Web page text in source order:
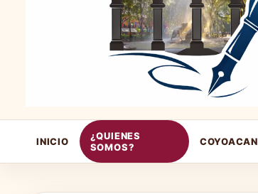
INICIO
¿QUIENES
SOMOS?
COYOACAN